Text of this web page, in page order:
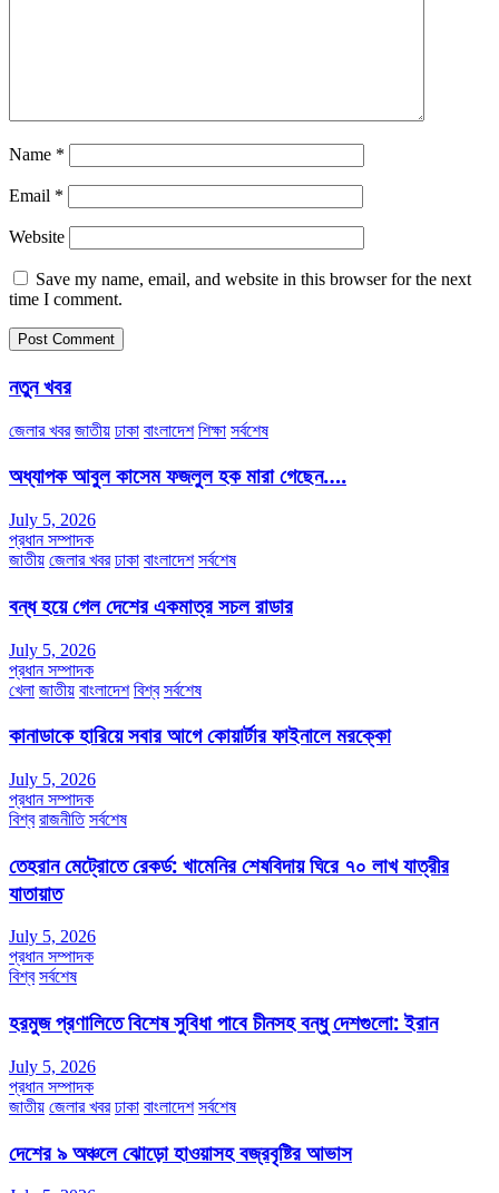
Name *
Email *
Website
Save my name, email, and website in this browser for the next
time I comment.
নতুন খবর
জেলার খবর জাতীয় ঢাকা বাংলাদেশ শিক্ষা সর্বশেষ
অধ্যাপক আবুল কাসেম ফজলুল হক মারা গেছেন….
July 5, 2026
প্রধান সম্পাদক
জাতীয় জেলার খবর ঢাকা বাংলাদেশ সর্বশেষ
বন্ধ হয়ে গেল দেশের একমাত্র সচল রাডার
July 5, 2026
প্রধান সম্পাদক
খেলা জাতীয় বাংলাদেশ বিশ্ব সর্বশেষ
কানাডাকে হারিয়ে সবার আগে কোয়ার্টার ফাইনালে মরক্কো
July 5, 2026
প্রধান সম্পাদক
বিশ্ব রাজনীতি সর্বশেষ
তেহরান মেট্রোতে রেকর্ড: খামেনির শেষবিদায় ঘিরে ৭০ লাখ যাত্রীর
যাতায়াত
July 5, 2026
প্রধান সম্পাদক
বিশ্ব সর্বশেষ
হরমুজ প্রণালিতে বিশেষ সুবিধা পাবে চীনসহ বন্ধু দেশগুলো: ইরান
July 5, 2026
প্রধান সম্পাদক
জাতীয় জেলার খবর ঢাকা বাংলাদেশ সর্বশেষ
দেশের ৯ অঞ্চলে ঝোড়ো হাওয়াসহ বজ্রবৃষ্টির আভাস